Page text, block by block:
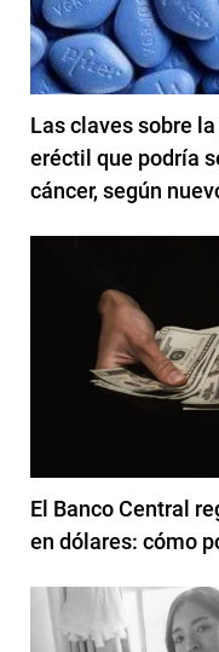
Las claves sobre
eréctil que podría
cáncer, según
El Banco Central
en dólares: cómo